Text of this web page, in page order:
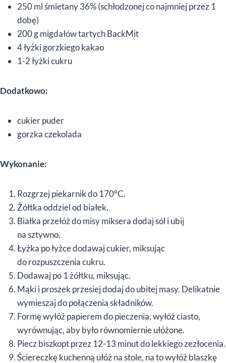
250 ml śmietany 36% (schłodzonej co najmniej przez 1
dobę)
200 g migdałów tartych BackMit
4 łyżki gorzkiego kakao
1-2 łyżki cukru
Dodatkowo:
cukier puder
gorzka czekolada
Wykonanie:
Rozgrzej piekarnik do 170°C.
Żółtka oddziel od białek.
Białka przełóż do misy miksera dodaj sól i ubij
na sztywno.
Łyżka po łyżce dodawaj cukier, miksując
do rozpuszczenia cukru.
Dodawaj po 1 żółtku, miksując.
Mąki i proszek przesiej dodaj do ubitej masy. Delikatnie
wymieszaj do połączenia składników.
Formę wyłóż papierem do pieczenia, wyłóż ciasto,
wyrównując, aby było równomiernie ułóżone.
Piecz biszkopt przez 12-13 minut do lekkiego zezłocenia.
Ściereczkę kuchenną ułóż na stole, na to wyłóż blaszkę